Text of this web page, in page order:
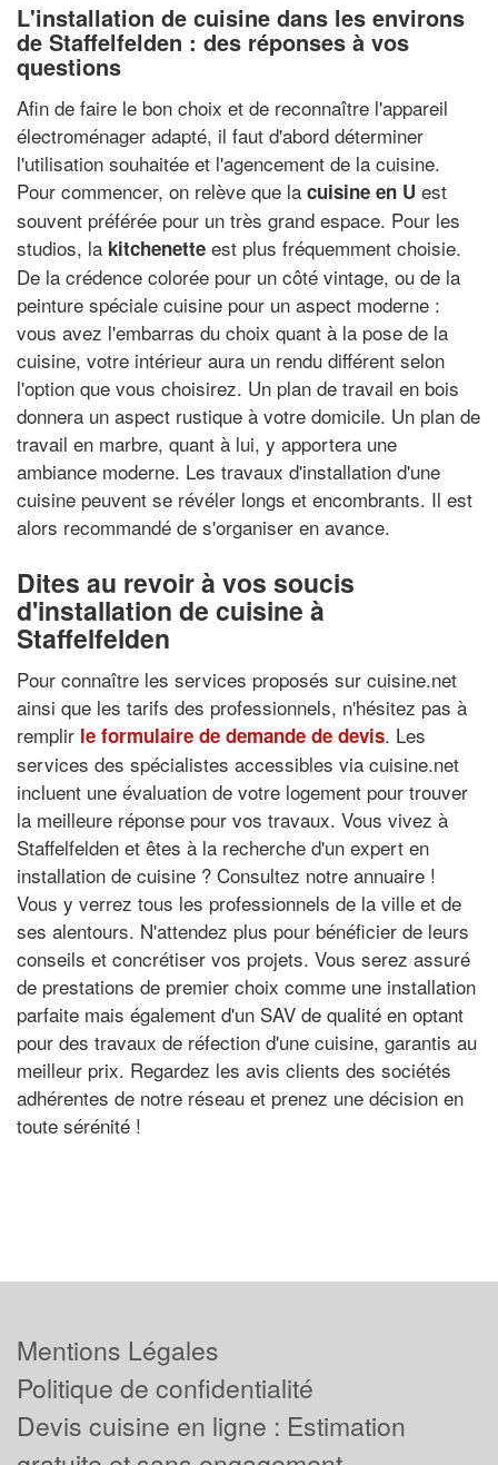
L'installation de cuisine dans les environs
de Staffelfelden : des réponses à vos
questions
Afin de faire le bon choix et de reconnaître l'appareil
électroménager adapté, il faut d'abord déterminer
l'utilisation souhaitée et l'agencement de la cuisine.
Pour commencer, on relève que la cuisine en U est
souvent préférée pour un très grand espace. Pour les
studios, la kitchenette est plus fréquemment choisie.
De la crédence colorée pour un côté vintage, ou de la
peinture spéciale cuisine pour un aspect moderne :
vous avez l'embarras du choix quant à la pose de la
cuisine, votre intérieur aura un rendu différent selon
l'option que vous choisirez. Un plan de travail en bois
donnera un aspect rustique à votre domicile. Un plan de
travail en marbre, quant à lui, y apportera une
ambiance moderne. Les travaux d'installation d'une
cuisine peuvent se révéler longs et encombrants. Il est
alors recommandé de s'organiser en avance.
Dites au revoir à vos soucis
d'installation de cuisine à
Staffelfelden
Pour connaître les services proposés sur cuisine.net
ainsi que les tarifs des professionnels, n'hésitez pas à
remplir le formulaire de demande de devis. Les
services des spécialistes accessibles via cuisine.net
incluent une évaluation de votre logement pour trouver
la meilleure réponse pour vos travaux. Vous vivez à
Staffelfelden et êtes à la recherche d'un expert en
installation de cuisine ? Consultez notre annuaire !
Vous y verrez tous les professionnels de la ville et de
ses alentours. N'attendez plus pour bénéficier de leurs
conseils et concrétiser vos projets. Vous serez assuré
de prestations de premier choix comme une installation
parfaite mais également d'un SAV de qualité en optant
pour des travaux de réfection d'une cuisine, garantis au
meilleur prix. Regardez les avis clients des sociétés
adhérentes de notre réseau et prenez une décision en
toute sérénité !
Mentions Légales
Politique de confidentialité
Devis cuisine en ligne : Estimation